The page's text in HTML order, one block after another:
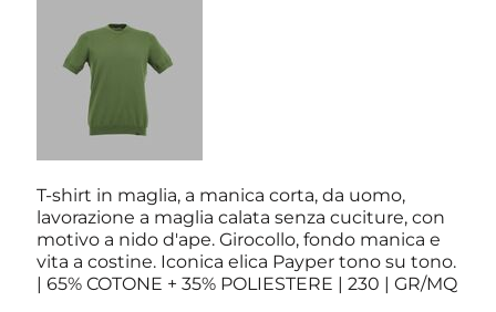
T-shirt in maglia, a manica corta, da uomo,
lavorazione a maglia calata senza cuciture, con
motivo a nido d'ape. Girocollo, fondo manica e
vita a costine. Iconica elica Payper tono su tono.
| 65% COTONE + 35% POLIESTERE | 230 | GR/MQ